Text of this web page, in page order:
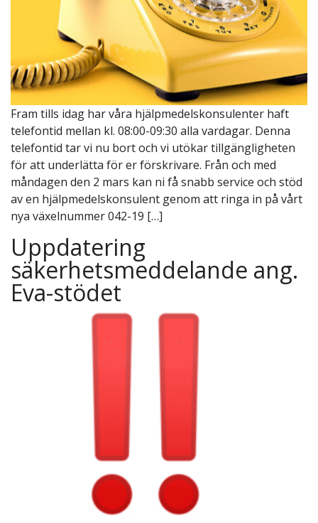
Fram tills idag har våra hjälpmedelskonsulenter haft
telefontid mellan kl. 08:00-09:30 alla vardagar. Denna
telefontid tar vi nu bort och vi utökar tillgängligheten
för att underlätta för er förskrivare. Från och med
måndagen den 2 mars kan ni få snabb service och stöd
av en hjälpmedelskonsulent genom att ringa in på vårt
nya växelnummer 042-19 […]
Uppdatering
säkerhetsmeddelande ang.
Eva-stödet